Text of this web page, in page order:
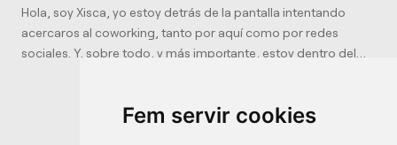
Fem servir cookies
Hola, soy Xisca, yo estoy detrás de la pantalla intentando
acercaros al coworking, tanto por aquí como por redes
sociales. Y, sobre todo, y más importante, estoy dentro del
Felanitx - Sa Multidisciplinar" y aunque nos quite muchas